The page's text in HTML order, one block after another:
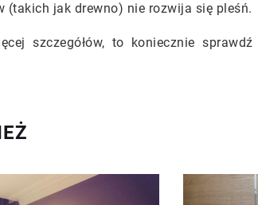
(takich jak drewno) nie rozwija się pleśń.
szczegółów, to koniecznie